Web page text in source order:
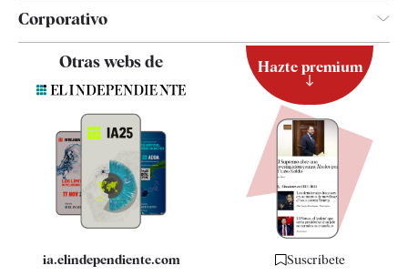
Corporativo
Quiénes somos
Especificaciones
Otras webs de
ia.elindependiente.com
Hazte premium
Suscríbete